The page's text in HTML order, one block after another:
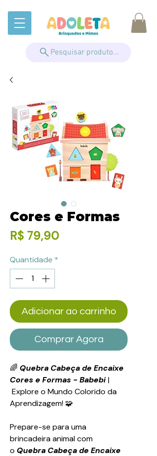
Pesquisar produto...
Cores e Formas
R$ 79,90
Quantidade *
Adicionar ao carrinho
Comprar Agora
🌈 Quebra Cabeça de Encaixe
Cores e Formas - Babebi |
Explore o Mundo Colorido da
Aprendizagem! 🧩
Prepare-se para uma
brincadeira animal com
o Quebra Cabeça de Encaixe